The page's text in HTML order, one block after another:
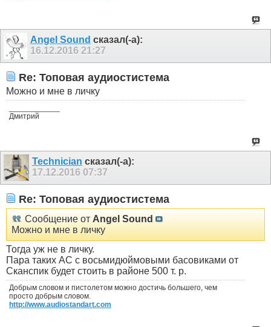
Angel Sound сказал(-а):
16.12.2016 21:27
Re: Топовая аудиостистема
Можно и мне в личку
Дмитрий
Technician сказал(-а):
17.12.2016 07:37
Re: Топовая аудиостистема
Сообщение от Angel Sound
Можно и мне в личку
Тогда уж не в личку.
Пара таких АС с восьмидюймовыми басовиками от
Сканспик будет стоить в районе 500 т. р.
Добрым словом и пистолетом можно достичь большего, чем
просто добрым словом.
http://www.audiostandart.com